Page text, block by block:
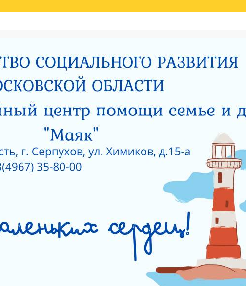
О ПОЗИТИВНОМ МЫШЛЕНИИ
САНИТАРНО — ЭПИДЕМИОЛОГИЧЕСКОЕ ЗАКЛЮЧЕНИЕ ВИДЕО
ГОРОДСКОЙ СОЦИАЛЬНО-РЕАБИЛИТАЦИОННЫЙ ЦЕНТР ДЛЯ
ЛИЦЕНЗИЯ НА ОСУЩЕСТВЛЕНИЕ МЕДИЦИНСКОЙ ДЕЯТЕЛЬНОСТИ
ЗАЩИТИТЬ РЕБЕНКА ОТ ПАДЕНИЯ ИЗ ОКНА?
НУЖНО ЗНАТЬ О КОРРУПЦИИ?
ОБСЛУЖИВАНИЯ, ПОДВЕДОМСТВЕННЫХ МИНИСТЕРСТВУ СОЦИАЛЬНОГО
УСЛУГ ПО РЕЗУЛЬТАТАМ НЕЗАВИСИМОЙ ОЦЕНКИ КАЧЕСТВА РАБОТЫ ГКУСО МО
ЦЕНТР ДЛЯ НЕСОВЕРШЕННОЛЕТНИХ» (2015 ГОД)
ЗАЩИТА ПРАВ ДЕТЕЙ
ПОРЯДОК ПОДАЧИ ОБРАЩЕНИЯ
ЗАМЕЩАЮЩИХ СЕМЕЙ #15513 (БЕЗ НАЗВАНИЯ)
ИЗ ЧИСЛА ДЕТЕЙ-СИРОТ УЧАСТКОВАЯ СОЦИАЛЬНАЯ СЛУЖБА